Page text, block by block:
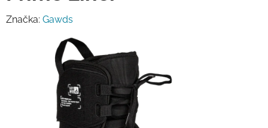
Značka: Gawds